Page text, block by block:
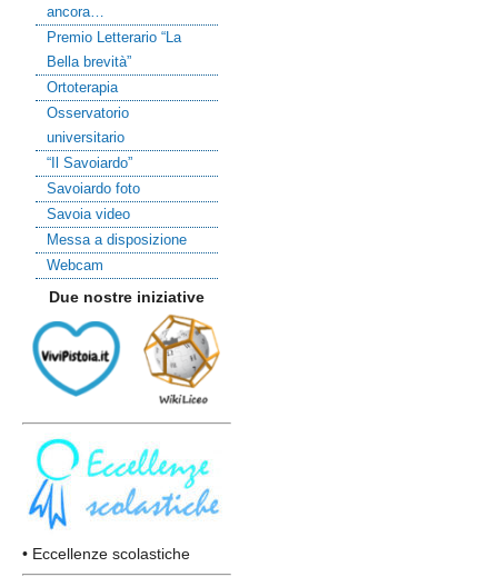
ancora…
Premio Letterario “La
Bella brevità”
Ortoterapia
Osservatorio
universitario
“Il Savoiardo”
Savoiardo foto
Savoia video
Messa a disposizione
Webcam
Due nostre iniziative
• Eccellenze scolastiche